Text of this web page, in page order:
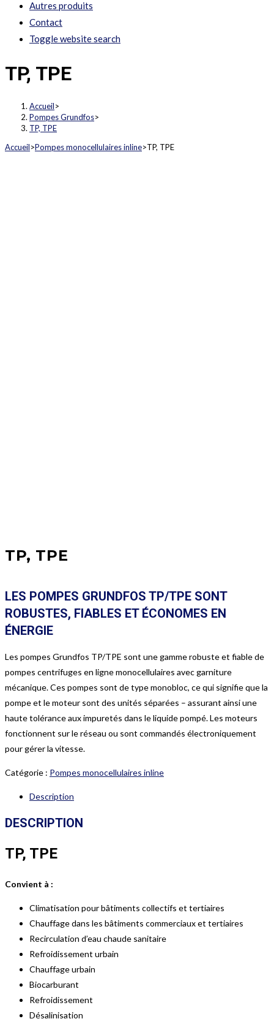
Autres produits
Contact
Toggle website search
TP, TPE
Accueil>
Pompes Grundfos>
TP, TPE
Accueil>Pompes monocellulaires inline>TP, TPE
TP, TPE
LES POMPES GRUNDFOS TP/TPE SONT
ROBUSTES, FIABLES ET ÉCONOMES EN
ÉNERGIE
Les pompes Grundfos TP/TPE sont une gamme robuste et fiable de
pompes centrifuges en ligne monocellulaires avec garniture
mécanique. Ces pompes sont de type monobloc, ce qui signifie que la
pompe et le moteur sont des unités séparées – assurant ainsi une
haute tolérance aux impuretés dans le liquide pompé. Les moteurs
fonctionnent sur le réseau ou sont commandés électroniquement
pour gérer la vitesse.
Catégorie : Pompes monocellulaires inline
Description
DESCRIPTION
TP, TPE
Convient à :
Climatisation pour bâtiments collectifs et tertiaires
Chauffage dans les bâtiments commerciaux et tertiaires
Recirculation d’eau chaude sanitaire
Refroidissement urbain
Chauffage urbain
Biocarburant
Refroidissement
Désalinisation